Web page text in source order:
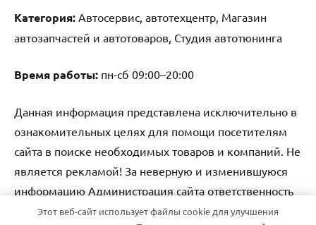
Категория: Автосервис, автотехцентр, Магазин
автозапчастей и автотоваров, Студия автотюнинга
Время работы: пн-сб 09:00–20:00
Данная информация представлена исключительно в
ознакомительных целях для помощи посетителям
сайта в поиске необходимых товаров и компаний. Не
является рекламой! За неверную и изменившуюся
информацию Администрация сайта ответственность
не несет.
Этот веб-сайт использует файлы cookie для улучшения